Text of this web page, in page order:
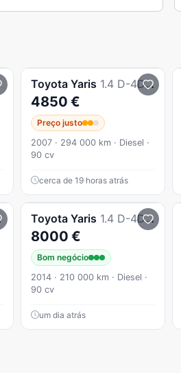
Toyota Yaris 1.4 D-4D AC
4850 €
Preço justo
2007 · 294 000 km · Diesel ·
90 cv
cerca de 19 horas atrás
Toyota Yaris 1.4 D-4D ACtive+AC 99g
8000 €
Bom negócio
2014 · 210 000 km · Diesel ·
90 cv
um dia atrás